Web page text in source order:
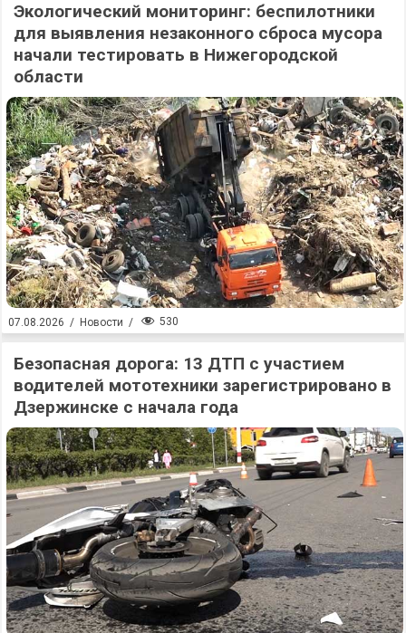
Экологический мониторинг: беспилотники
для выявления незаконного сброса мусора
начали тестировать в Нижегородской
области
07.08.2026 / Новости / 530
Безопасная дорога: 13 ДТП с участием
водителей мототехники зарегистрировано в
Дзержинске с начала года